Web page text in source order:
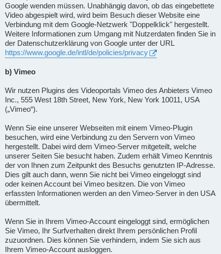
Google wenden müssen. Unabhängig davon, ob das eingebettete
Video abgespielt wird, wird beim Besuch dieser Website eine
Verbindung mit dem Google-Netzwerk "Doppelklick" hergestellt.
Weitere Informationen zum Umgang mit Nutzerdaten finden Sie in
der Datenschutzerklärung von Google unter der URL
https://www.google.de/intl/de/policies/privacy
b) Vimeo
Wir nutzen Plugins des Videoportals Vimeo des Anbieters Vimeo
Inc., 555 West 18th Street, New York, New York 10011, USA
(„Vimeo“).
Wenn Sie eine unserer Webseiten mit einem Vimeo-Plugin
besuchen, wird eine Verbindung zu den Servern von Vimeo
hergestellt. Dabei wird dem Vimeo-Server mitgeteilt, welche
unserer Seiten Sie besucht haben. Zudem erhält Vimeo Kenntnis
der von Ihnen zum Zeitpunkt des Besuchs genutzten IP-Adresse.
Dies gilt auch dann, wenn Sie nicht bei Vimeo eingeloggt sind
oder keinen Account bei Vimeo besitzen. Die von Vimeo
erfassten Informationen werden an den Vimeo-Server in den USA
übermittelt.
Wenn Sie in Ihrem Vimeo-Account eingeloggt sind, ermöglichen
Sie Vimeo, Ihr Surfverhalten direkt Ihrem persönlichen Profil
zuzuordnen. Dies können Sie verhindern, indem Sie sich aus
Ihrem Vimeo-Account ausloggen.